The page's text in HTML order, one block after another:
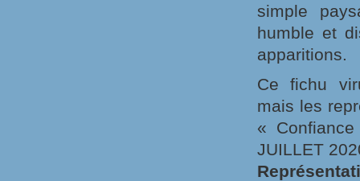
simple
humble et
apparitions.
Ce fichu
mais les
«
JUILLET